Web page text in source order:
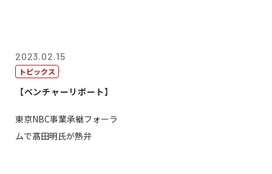
2023.02.15
トピックス
【ベンチャーリポート】
東京NBC事業承継フォーラ
ムで髙田明氏が熱弁